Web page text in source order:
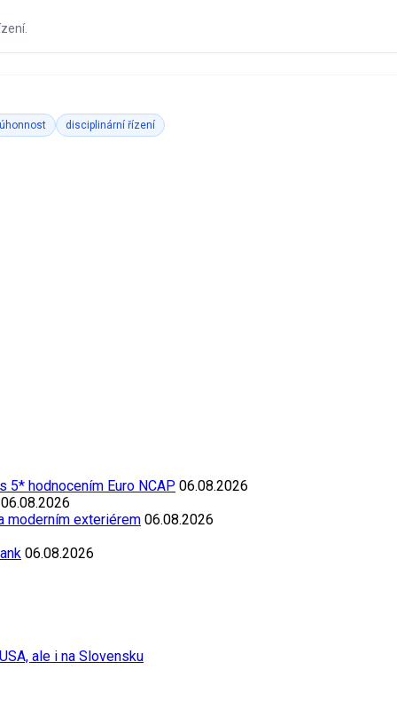
disciplinární řízení
5* hodnocením Euro NCAP 06.08.2026
06.08.2026
moderním exteriérem 06.08.2026
06.08.2026
ale i na Slovensku